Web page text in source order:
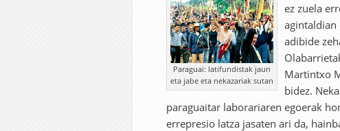
Paraguai: latifundistak jaun
eta jabe eta nekazariak sutan
ez zuela
agintaldian
adibide
Martintxo
bidez.
paraguaitar laborariaren egoerak
errepresio latza jasaten ari da,